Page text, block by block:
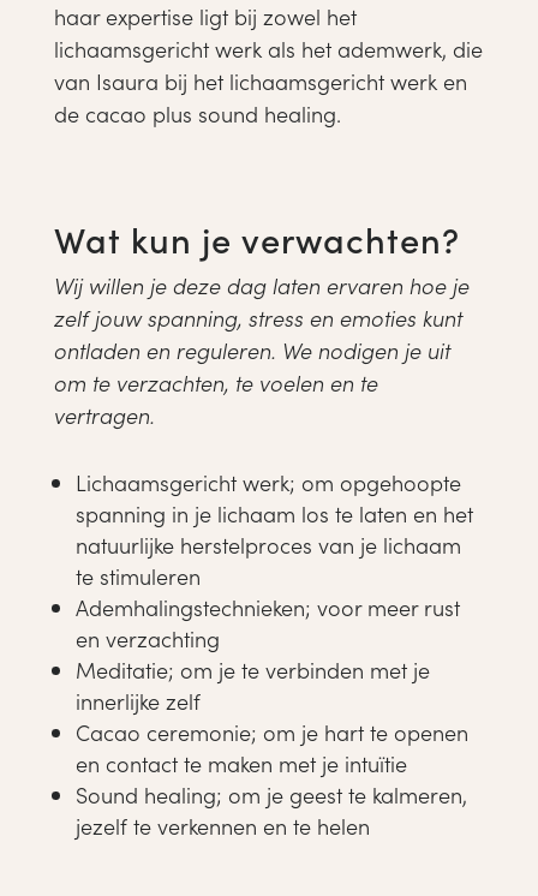
haar expertise ligt bij zowel het
lichaamsgericht werk als het ademwerk, die
van Isaura bij het lichaamsgericht werk en
de cacao plus sound healing.
Wat kun je verwachten?
Wij willen je deze dag laten ervaren hoe je
zelf jouw spanning, stress en emoties kunt
ontladen en reguleren. We nodigen je uit
om te verzachten, te voelen en te
vertragen.
Lichaamsgericht werk; om opgehoopte
spanning in je lichaam los te laten en het
natuurlijke herstelproces van je lichaam
te stimuleren
Ademhalingstechnieken; voor meer rust
en verzachting
Meditatie; om je te verbinden met je
innerlijke zelf
Cacao ceremonie; om je hart te openen
en contact te maken met je intuïtie
Sound healing; om je geest te kalmeren,
jezelf te verkennen en te helen